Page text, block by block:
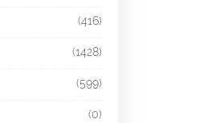
(416)
(1428)
(599)
(0)